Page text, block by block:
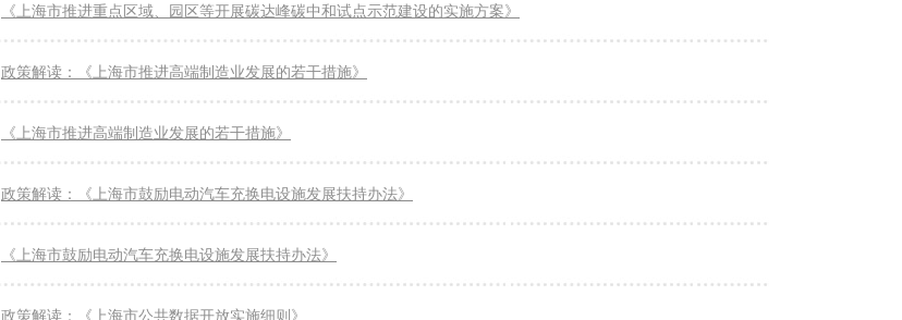
《上海市推进重点区域、园区等开展碳达峰碳中和试点示范建设的实施方案》
政策解读：《上海市推进高端制造业发展的若干措施》
《上海市推进高端制造业发展的若干措施》
政策解读：《上海市鼓励电动汽车充换电设施发展扶持办法》
《上海市鼓励电动汽车充换电设施发展扶持办法》
政策解读：《上海市公共数据开放实施细则》